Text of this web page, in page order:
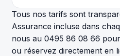
Tous nos tarifs sont
Assurance incluse dans
nous au 0495 86 08 66
ou réservez directement en